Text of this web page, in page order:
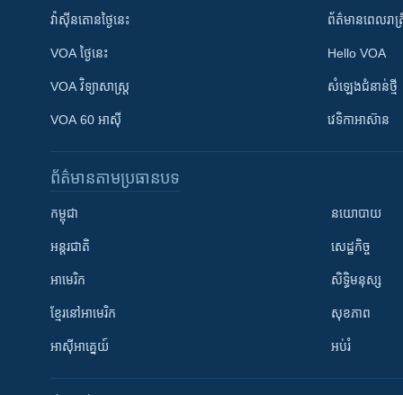
វ៉ាស៊ីនតោន​ថ្ងៃ​នេះ
VOA ថ្ងៃនេះ
VOA ​វិទ្យាសាស្ត្រ
VOA 60 អាស៊ី
ព័ត៌មាន​​ពេល​រាត្
Hello VOA
សំឡេង​ជំនាន់​ថ្មី
វេទិកា​អាស៊ាន
ព័ត៌មាន​តាមប្រធានបទ​
កម្ពុជា
អន្តរជាតិ
អាមេរិក
ខ្មែរ​នៅអាមេរិក
អាស៊ីអាគ្នេយ៍
នយោបាយ
សេដ្ឋកិច្ច
សិទ្ធិមនុស្ស
សុខភាព
អប់រំ